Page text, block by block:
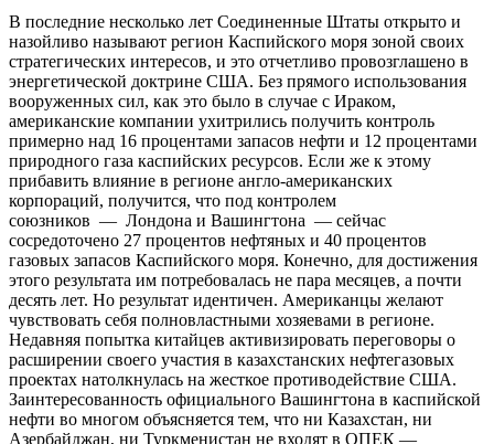
В последние несколько лет Соединенные Штаты открыто и
назойливо называют регион Каспийского моря зоной своих
стратегических интересов, и это отчетливо провозглашено в
энергетической доктрине США. Без прямого использования
вооруженных сил, как это было в случае с Ираком,
американские компании ухитрились получить контроль
примерно над 16 процентами запасов нефти и 12 процентами
природного газа каспийских ресурсов. Если же к этому
прибавить влияние в регионе англо-американских
корпораций, получится, что под контролем
союзников — Лондона и Вашингтона — сейчас
сосредоточено 27 процентов нефтяных и 40 процентов
газовых запасов Каспийского моря. Конечно, для достижения
этого результата им потребовалась не пара месяцев, а почти
десять лет. Но результат идентичен. Американцы желают
чувствовать себя полновластными хозяевами в регионе.
Недавняя попытка китайцев активизировать переговоры о
расширении своего участия в казахстанских нефтегазовых
проектах натолкнулась на жесткое противодействие США.
Заинтересованность официального Вашингтона в каспийской
нефти во многом объясняется тем, что ни Казахстан, ни
Азербайджан, ни Туркменистан не входят в OПEК —